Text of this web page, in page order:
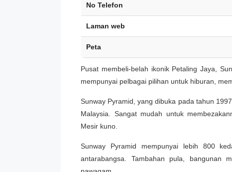
No Telefon
Laman web
Peta
Pusat membeli-belah ikonik Petaling Jaya,
mempunyai pelbagai pilihan untuk hiburan,
Sunway Pyramid, yang dibuka pada tahun
Malaysia. Sangat mudah untuk
Mesir kuno.
Sunway Pyramid mempunyai lebih 800
antarabangsa. Tambahan pula, bangunan